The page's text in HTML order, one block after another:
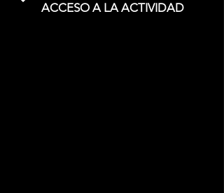
ACCESO A LA ACTIVIDAD